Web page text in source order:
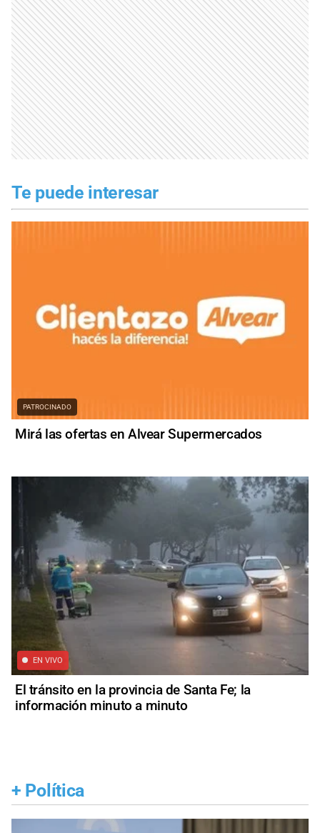
Te puede interesar
PATROCINADO
Mirá las ofertas en Alvear Supermercados
EN VIVO
El tránsito en la provincia de Santa Fe; la
información minuto a minuto
+ Política